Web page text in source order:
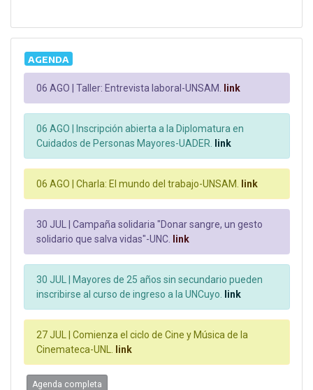
AGENDA
06 AGO | Taller: Entrevista laboral-UNSAM. link
06 AGO |
Inscripción abierta a la Diplomatura en
Cuidados de Personas Mayores-UADER.
link
06 AGO | Charla: El mundo del trabajo-UNSAM. link
30 JUL |
Campaña solidaria "Donar sangre, un gesto
solidario que salva vidas"-UNC.
link
30 JUL |
Mayores de 25 años sin secundario pueden
inscribirse al curso de ingreso a la UNCuyo.
link
27 JUL |
Comienza el ciclo de Cine y Música de la
Cinemateca-UNL.
link
Agenda completa